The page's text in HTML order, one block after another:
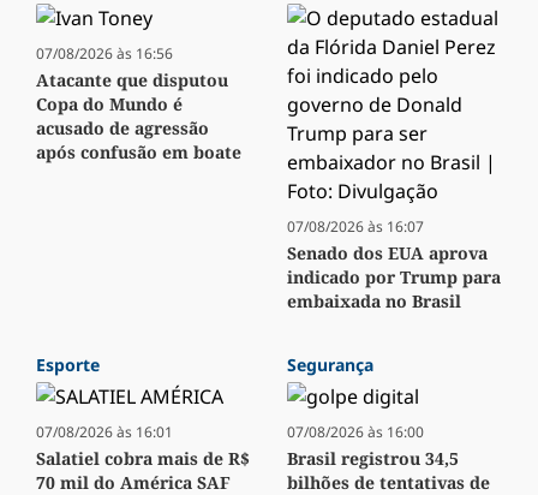
07/08/2026 às 16:56
Atacante que disputou
Copa do Mundo é
acusado de agressão
após confusão em boate
07/08/2026 às 16:07
Senado dos EUA aprova
indicado por Trump para
embaixada no Brasil
Esporte
07/08/2026 às 16:01
Salatiel cobra mais de R$
70 mil do América SAF
Segurança
07/08/2026 às 16:00
Brasil registrou 34,5
bilhões de tentativas de